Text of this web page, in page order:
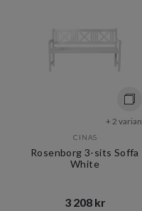
+ 2
CINAS
Rosenborg 3-sits Soffa
White
3 208 kr​​